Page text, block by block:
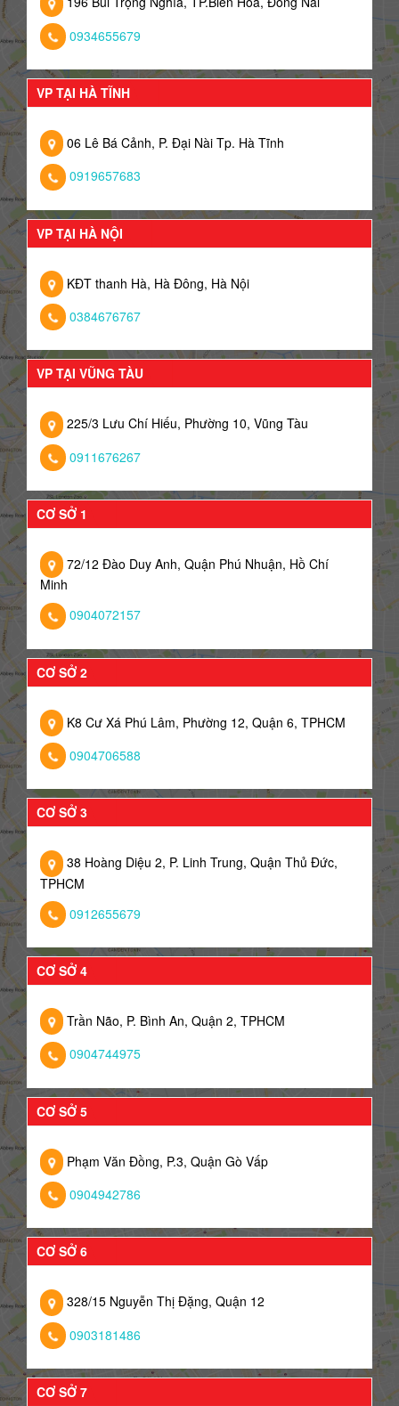
0934655679
VP TẠI HÀ TĨNH
06 Lê Bá Cảnh, P. Đại Nài Tp. Hà Tĩnh
0919657683
VP TẠI HÀ NỘI
KĐT thanh Hà, Hà Đông, Hà Nội
0384676767
VP TẠI VŨNG TÀU
225/3 Lưu Chí Hiếu, Phường 10, Vũng Tàu
0911676267
CƠ SỞ 1
72/12 Đào Duy Anh, Quận Phú Nhuận, Hồ Chí
Minh
0904072157
CƠ SỞ 2
K8 Cư Xá Phú Lâm, Phường 12, Quận 6, TPHCM
0904706588
CƠ SỞ 3
38 Hoàng Diệu 2, P. Linh Trung, Quận Thủ Đức,
TPHCM
0912655679
CƠ SỞ 4
Trần Não, P. Bình An, Quận 2, TPHCM
0904744975
CƠ SỞ 5
Phạm Văn Đồng, P.3, Quận Gò Vấp
0904942786
CƠ SỞ 6
328/15 Nguyễn Thị Đặng, Quận 12
0903181486
CƠ SỞ 7